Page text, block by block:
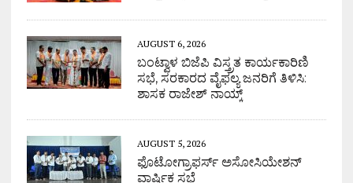
AUGUST 6, 2026
ಬಂಟ್ವಾಳ ಬಿಜೆಪಿ ವಿಸ್ತ್ರತ ಕಾರ್ಯಕಾರಿಣಿ
ಸಭೆ, ಸರಕಾರದ ವೈಫಲ್ಯ ಜನರಿಗೆ ತಿಳಿಸಿ:
ಶಾಸಕ ರಾಜೇಶ್ ನಾಯ್ಕ್
AUGUST 5, 2026
ಫೊಟೋಗ್ರಾಫರ್ಸ್ ಅಸೋಸಿಯೇಶನ್
ವಾರ್ಷಿಕ ಸಭೆ